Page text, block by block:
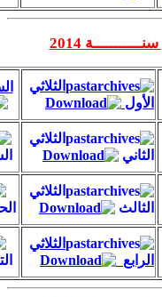
الثلاثي
السداسي الأو
الثلاثي
السداسي الثاني
الثلاثي
الحصيلة السنوية
الثلاثي
التقييم السنوي